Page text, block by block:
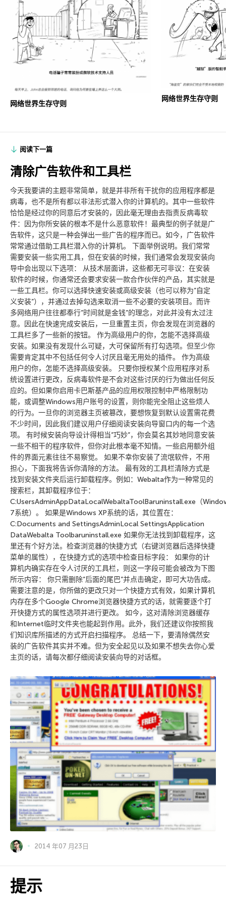
网络世界生存守则
网络世界生存守则
阅读下一篇
清除广告软件和工具栏
今天我要讲的主题非常简单，就是并非所有干扰你的应用程序都是
病毒，也不是所有都以非法形式潜入你的计算机的。其中一些软件
恰恰是经过你的同意后才安装的，因此毫无理由去指责反病毒软
件：因为你所安装的根本不是什么恶意软件！最典型的例子就是广
告软件，这只是一种会弹出一些广告的程序而已。如今，广告软件
常常通过借助工具栏潜入你的计算机。 下面举例说明。我们常常
需要安装一些实用工具，但在安装的时候，我们通常会发现安装向
导中会出现以下选项： 从技术层面讲，这些都无可非议：在安装
软件的时候，你通常还会要求安装一款合作伙伴的产品，其实就是
一些工具栏。你可以选择快速安装或高级安装（也可以称为”自定
义安装”），并通过去掉勾选来取消一些不必要的安装项目。而许
多网络用户往往都奉行”时间就是金钱”的理念，对此并没有太过注
意。因此在快速完成安装后，一旦重置主页，你会发现在浏览器的
工具栏多了一些新的按钮。 作为高级用户的你，怎能不选择高级
安装。如果没有发现什么可疑，大可保留所有打勾选项。但至少你
需要肯定其中不包括任何令人讨厌且毫无用处的插件。 作为高级
用户的你，怎能不选择高级安装。 只要你授权某个应用程序对系
统设置进行更改，反病毒软件是不会对这些讨厌的行为做出任何反
应的。但如果你启用卡巴斯基产品的应用权限控制中严格限制功
能，或调整Windows用户账号的设置，则你能完全阻止这些烦人
的行为。一旦你的浏览器主页被篡改，要想恢复到默认设置需花费
不少时间，因此我们建议用户仔细阅读安装向导窗口内的每一个选
项。 有时候安装向导设计得相当”巧妙”，你会莫名其妙地同意安装
一些不相干的程序软件，但你对此根本毫不知情。一些启用额外组
件的界面元素往往不易察觉。 如果不幸你安装了流氓软件，不用
担心，下面我将告诉你清除的方法。 最有效的工具栏清除方式是
找到安装文件夹后运行卸载程序。例如：Webalta作为一种常见的
搜索栏，其卸载程序位于：
C:UsersAdminAppDataLocalWebaltaToolBaruninstall.exe（
7系统）。 如果是Windows XP系统的话，其位置在：
C:Documents and SettingsAdminLocal SettingsApplication
DataWebalta Toolbaruninstall.exe 如果你无法找到卸载程序，这
里还有个好方法。检查浏览器的快捷方式（右键浏览器后选择快捷
菜单的属性），在快捷方式的选项中检查目标字段： 如果你的计
算机内确实存在令人讨厌的工具栏，则这一字段可能会被改为下图
所示内容： 你只需删除”后面的尾巴”并点击确定，即可大功告成。
需要注意的是，你所做的更改只对一个快捷方式有效，如果计算机
内存在多个Google Chrome浏览器快捷方式的话，就需要逐个打
开快捷方式的属性选项并进行更改。 如今，这对清除浏览器缓存
和Internet临时文件夹也能起到作用。此外，我们还建议你按照我
们知识库所描述的方式开启扫描程序。 总结一下，要清除偶然安
装的广告软件其实并不难。但为安全起见以及如果不想失去你心爱
主页的话，请每次都仔细阅读安装向导的对话框。
2014 年07 月23日
提示